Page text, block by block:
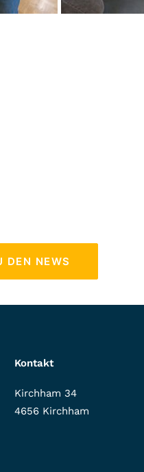
DEN NEWS
Kontakt
Kirchham 34
4656 Kirchham